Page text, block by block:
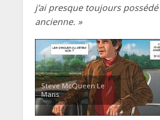
j’ai presque toujours
ancienne. »
Steve McQueen Le
Mans